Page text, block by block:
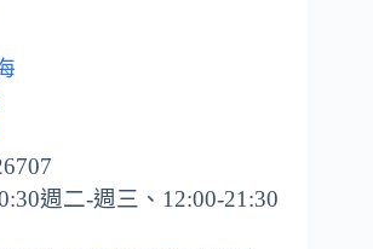
週二-週三、12:00-21:30